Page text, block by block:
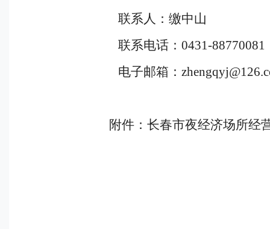
联系人：缴中山
联系电话： 0431-88770081
电子邮箱：
附件：长春市夜经济场所经